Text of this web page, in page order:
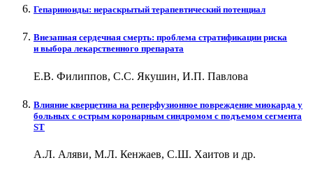
Гепариноиды: нераскрытый терапевтический потенциал
Внезапная сердечная смерть: проблема стратификации риска
и выбора лекарственного препарата
Е.В. Филиппов, С.С. Якушин, И.П. Павлова
Влияние кверцетина на реперфузионное повреждение миокарда у
больных с острым коронарным синдромом с подъемом сегмента
ST
А.Л. Аляви, М.Л. Кенжаев, С.Ш. Хаитов и др.